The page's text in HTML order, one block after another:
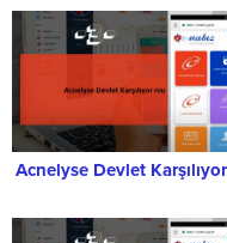
Acnelyse Devlet